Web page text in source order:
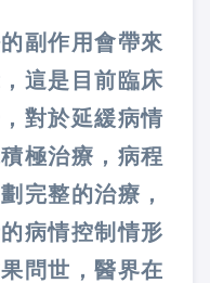
副作用會帶來
這是目前臨床
對於延緩病情
極治療，病程
完整的治療，
病情控制情形
問世，醫界在